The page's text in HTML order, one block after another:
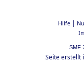
Hilfe|
SMF
Seite erstellt